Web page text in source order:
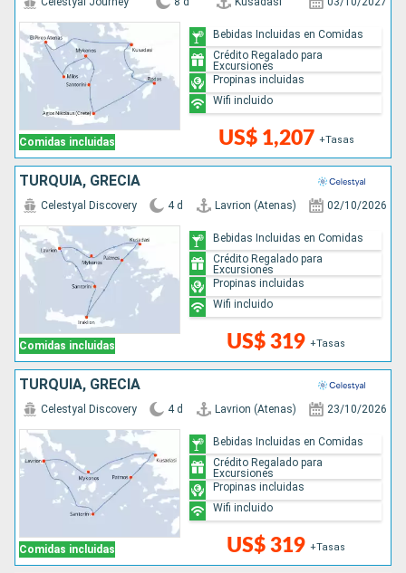
Comidas incluidas US$ 1,207 +Tasas
Bebidas Incluidas en Comidas
Crédito Regalado para
Excursiones
Propinas incluidas
Wifi incluido
TURQUÍA, GRECIA
Comidas incluidas
Celestyal Discovery 4 d Lavrion (Atenas) 02/10/2026
US$ 319 +Tasas
Bebidas Incluidas en Comidas
Crédito Regalado para
Excursiones
Propinas incluidas
Wifi incluido
TURQUÍA, GRECIA
Comidas incluidas
Celestyal Discovery 4 d Lavrion (Atenas) 23/10/2026
US$ 319 +Tasas
Bebidas Incluidas en Comidas
Crédito Regalado para
Excursiones
Propinas incluidas
Wifi incluido